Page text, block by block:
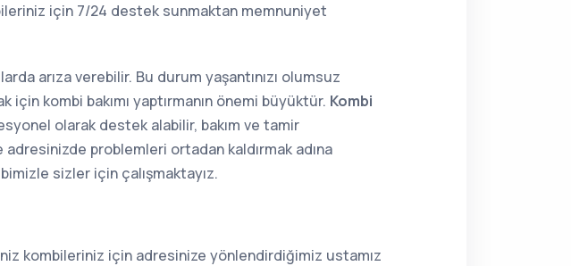
için 7/24 destek sunmaktan memnuniyet
arıza verebilir. Bu durum yaşantınızı olumsuz
kombi bakımı yaptırmanın önemi büyüktür. Kombi
olarak destek alabilir, bakım ve tamir
problemleri ortadan kaldırmak adına
sizler için çalışmaktayız.
kombileriniz için adresinize yönlendirdiğimiz ustamız